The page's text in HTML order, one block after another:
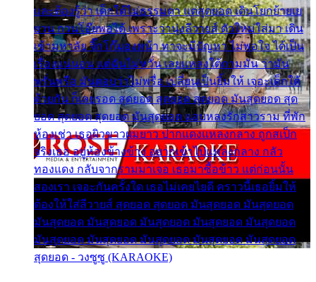
และต้องรู้ว่า เด็กใต้ไม่ธรรมดา แต่สุดยอด เดินโยกย้ายเย
ยวน กวนโอ๊ยพอได้ เพราะว่านุ่งลีวายส์ ตัวใหม่ใส่มา เดิน
เข้ามหาลัย จิ๊กโก๊มองหน้า ท่าจะมีปัญหา ไม่พอใจ ได้เป็น
เรื่องแน่นอน แต่ฉันไม่หวั่น เลยแหลงใต้ถามมัน ว่ามัน
พรั่นพรือ มันตอบว่าไม่พรื่อ เปลี่ยนเป็นยิ้มให้ เจอะเด็กใต้
ด้วยกัน ก็เลยรอด สุดยอด สุดยอด สุดยอด มันสุดยอด สุด
ยอด สุดยอด สุดยอด มันสุดยอด แอบหลงรักสาวราม ที่พัก
ห้องเช่า เธอผิวขาวผมยาว ปากแดงแหลงกลาง ถูกสเป็ก
จริงเธอ อยู่ห้องข้างข้าง อยากเข้าไปแหลงกลาง กลัว
ทองแดง กลับจากรามมาเจอ เธอมาซื้อข้าว แต่ก่อนนั้น
สองเรา เจอะกันครั้งใด เธอไม่เคยไยดี คราวนี้เธอยิ้มให้
ต้องให้ใส่ลีวายส์ สุดยอด สุดยอด มันสุดยอด มันสุดยอด
มันสุดยอด มันสุดยอด มันสุดยอด มันสุดยอด มันสุดยอด
มันสุดยอด มันสุดยอด มันสุดยอด มันสุดยอด มันสุดยอด
สุดยอด - วงซูซู (KARAOKE)